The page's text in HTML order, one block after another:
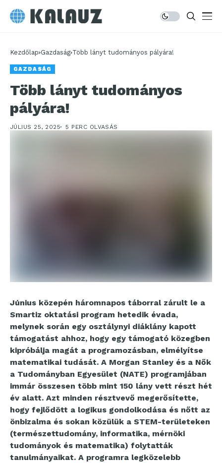
Kezdőlap Gazdaság Több lányt tudományos pályára!
GAZDASÁG
Több lányt tudományos
pályára!
JÚLIUS 25, 2025 5 PERC OLVASÁS
Június közepén háromnapos táborral zárult le a
Smartiz oktatási program hetedik évada,
melynek során egy osztálynyi diáklány kapott
támogatást ahhoz, hogy egy támogató közegben
kipróbálja magát a programozásban, elmélyítse
matematikai tudását. A Morgan Stanley és a Nők
a Tudományban Egyesület (NATE) programjában
immár összesen több mint 150 lány vett részt hét
év alatt. Azt minden résztvevő megerősítette,
hogy fejlődött a logikus gondolkodása és nőtt az
önbizalma és sokan közülük a STEM-területeken
(természettudomány, informatika, mérnöki
tudományok és matematika) folytatták
tanulmányaikat. A programra legközelebb